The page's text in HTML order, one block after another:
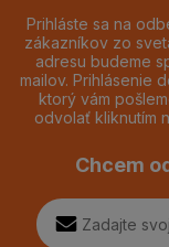
Prihláste sa na
zákazníkov zo
adresu budeme
mailov. Prihlásenie
ktorý vám
odvolať kliknutím
Chcem